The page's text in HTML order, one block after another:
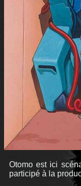
Otomo est ici
participé à la